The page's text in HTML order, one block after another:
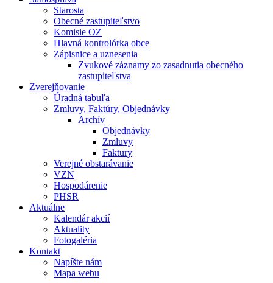
Starosta
Obecné zastupiteľstvo
Komisie OZ
Hlavná kontrolórka obce
Zápisnice a uznesenia
Zvukové záznamy zo zasadnutia obecného
zastupiteľstva
Zverejňovanie
Úradná tabuľa
Zmluvy, Faktúry, Objednávky
Archív
Objednávky
Zmluvy
Faktury
Verejné obstarávanie
VZN
Hospodárenie
PHSR
Aktuálne
Kalendár akcií
Aktuality
Fotogaléria
Kontakt
Napíšte nám
Mapa webu